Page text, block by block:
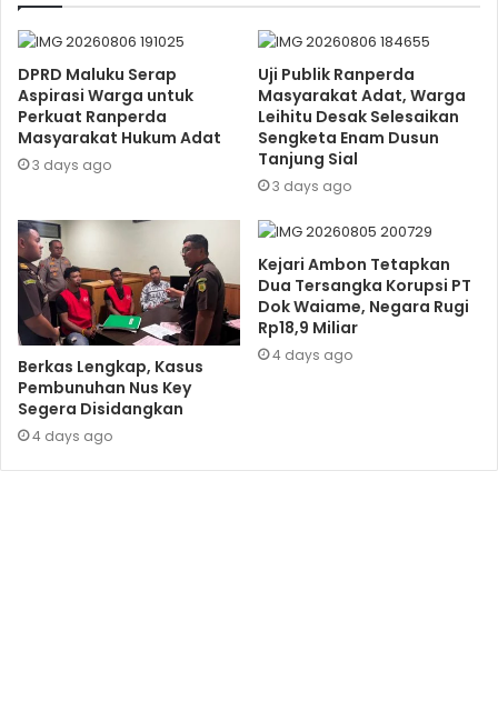
DPRD Maluku Serap
Aspirasi Warga untuk
Perkuat Ranperda
Masyarakat Hukum Adat
3 days ago
Uji Publik Ranperda
Masyarakat Adat, Warga
Leihitu Desak Selesaikan
Sengketa Enam Dusun
Tanjung Sial
3 days ago
Berkas Lengkap, Kasus
Pembunuhan Nus Key
Segera Disidangkan
4 days ago
Kejari Ambon Tetapkan
Dua Tersangka Korupsi PT
Dok Waiame, Negara Rugi
Rp18,9 Miliar
4 days ago